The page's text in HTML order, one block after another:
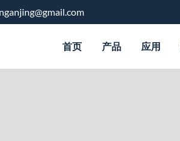
首页 产品 应用